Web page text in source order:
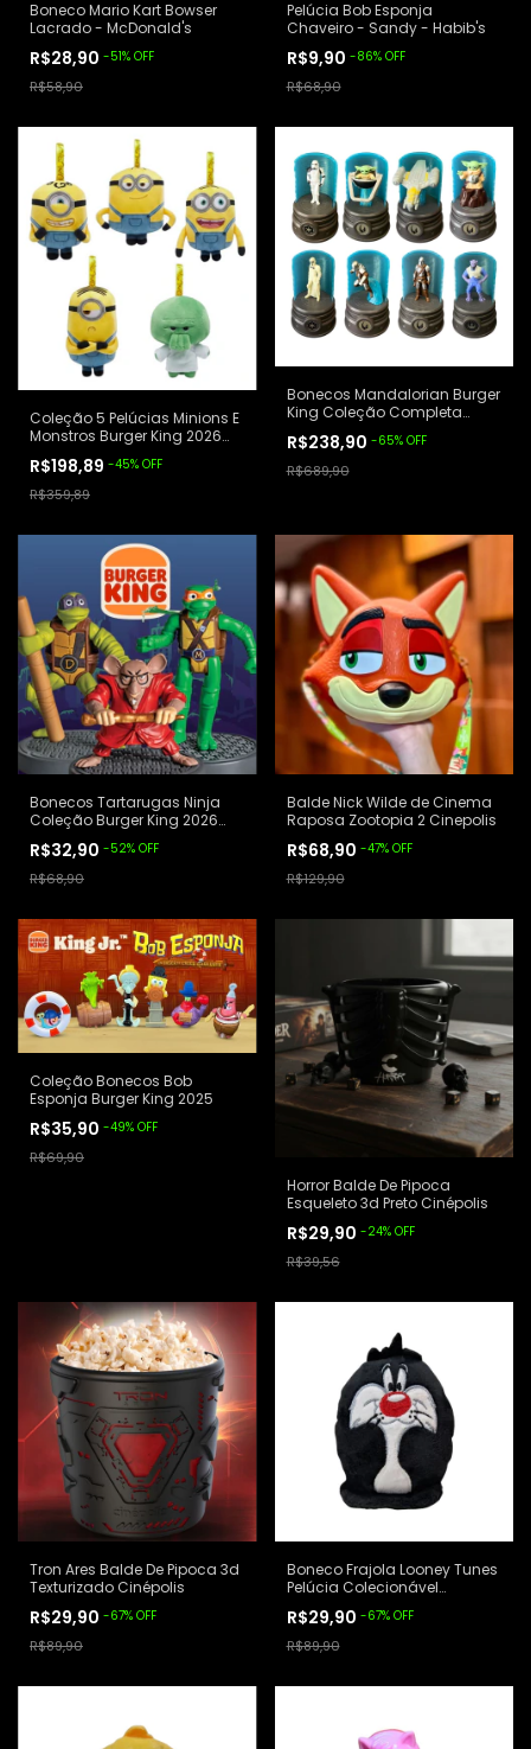
Boneco Mario Kart Bowser
Lacrado - McDonald's
R$28,90 -51% OFF
R$58,90
Pelúcia Bob Esponja
Chaveiro - Sandy - Habib's
R$9,90 -86% OFF
R$68,90
Coleção 5 Pelúcias Minions E
Monstros Burger King 2026
R$198,89 -45% OFF
R$359,89
Bonecos Mandalorian Burger
King Coleção Completa
R$238,90 -65% OFF
R$689,90
Bonecos Tartarugas Ninja
Coleção Burger King 2026
R$32,90 -52% OFF
R$68,90
Balde Nick Wilde de Cinema
Raposa Zootopia 2 Cinepolis
R$68,90 -47% OFF
R$129,90
Coleção Bonecos Bob
Esponja Burger King 2025
R$35,90 -49% OFF
R$69,90
Horror Balde De Pipoca
Esqueleto 3d Preto Cinépolis
R$29,90 -24% OFF
R$39,56
Tron Ares Balde De Pipoca 3d
Texturizado Cinépolis
R$29,90 -67% OFF
R$89,90
Boneco Frajola Looney Tunes
Pelúcia Colecionável
R$29,90 -67% OFF
R$89,90